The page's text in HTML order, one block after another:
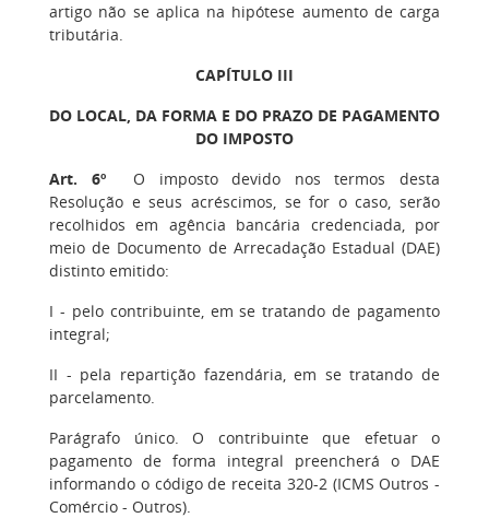
artigo não se aplica na hipótese aumento de carga
tributária.
CAPÍTULO III
DO LOCAL, DA FORMA E DO PRAZO DE PAGAMENTO
DO IMPOSTO
Art. 6ºO imposto devido nos termos desta
Resolução e seus acréscimos, se for o caso, serão
recolhidos em agência bancária credenciada, por
meio de Documento de Arrecadação Estadual (DAE)
distinto emitido:
I - pelo contribuinte, em se tratando de pagamento
integral;
II - pela repartição fazendária, em se tratando de
parcelamento.
Parágrafo único. O contribuinte que efetuar o
pagamento de forma integral preencherá o DAE
informando o código de receita 320-2 (ICMS Outros -
Comércio - Outros).